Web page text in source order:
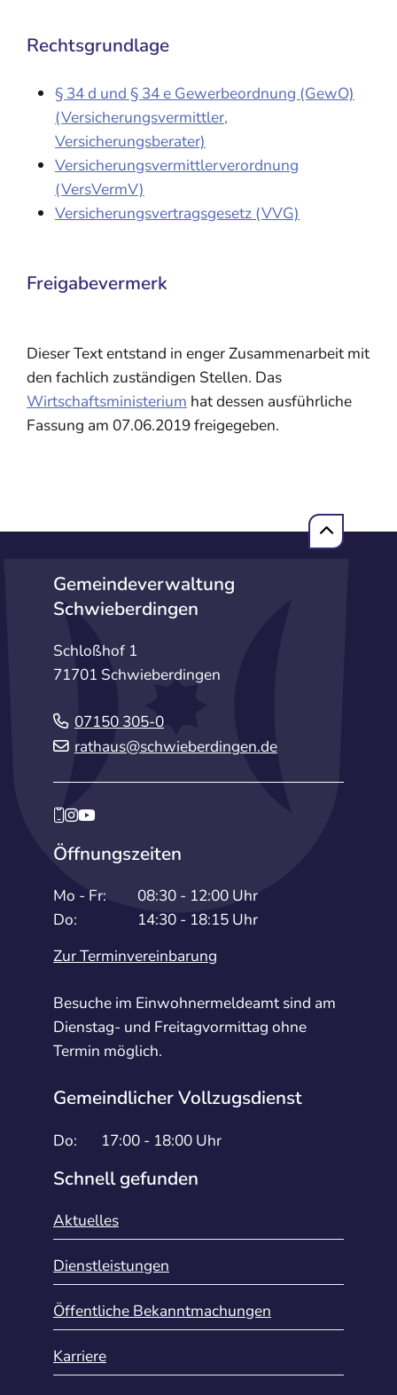
Rechtsgrundlage
§ 34 d und § 34 e Gewerbeordnung (GewO)
(Versicherungsvermittler,
Versicherungsberater)
Versicherungsvermittlerverordnung
(VersVermV)
Versicherungsvertragsgesetz (VVG)
Freigabevermerk
Dieser Text entstand in enger Zusammenarbeit mit
den fachlich zuständigen Stellen. Das
Wirtschaftsministerium hat dessen ausführliche
Fassung am 07.06.2019 freigegeben.
Gemeindeverwaltung
Schwieberdingen
Schloßhof 1
71701 Schwieberdingen
07150 305-0
rathaus@schwieberdingen.de
Öffnungszeiten
Mo - Fr:
08:30 - 12:00 Uhr
Do:
14:30 - 18:15 Uhr
Zur Terminvereinbarung
Besuche im Einwohnermeldeamt sind am
Dienstag- und Freitagvormittag ohne
Termin möglich.
Gemeindlicher Vollzugsdienst
Do: 17:00 - 18:00 Uhr
Schnell gefunden
Aktuelles
Dienstleistungen
Öffentliche Bekanntmachungen
Karriere